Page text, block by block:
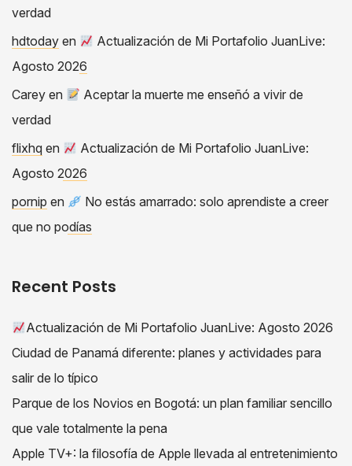
verdad
hdtoday en
Actualización de Mi Portafolio JuanLive:
Agosto 2026
Carey en
Aceptar la muerte me enseñó a vivir de
verdad
flixhq en
Actualización de Mi Portafolio JuanLive:
Agosto 2026
pornip en
No estás amarrado: solo aprendiste a creer
que no podías
Recent Posts
Actualización de Mi Portafolio JuanLive: Agosto 2026
Ciudad de Panamá diferente: planes y actividades para
salir de lo típico
Parque de los Novios en Bogotá: un plan familiar sencillo
que vale totalmente la pena
Apple TV+: la filosofía de Apple llevada al entretenimiento